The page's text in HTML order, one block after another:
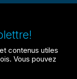
contenus utiles
Vous pouvez